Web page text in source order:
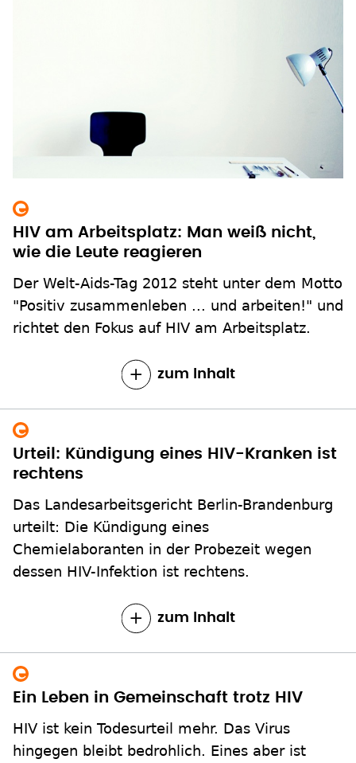
HIV am Arbeitsplatz: Man weiß nicht,
wie die Leute reagieren
Der Welt-Aids-Tag 2012 steht unter dem Motto
"Positiv zusammenleben ... und arbeiten!" und
richtet den Fokus auf HIV am Arbeitsplatz.
zum Inhalt
Urteil: Kündigung eines HIV-Kranken ist
rechtens
Das Landesarbeitsgericht Berlin-Brandenburg
urteilt: Die Kündigung eines
Chemielaboranten in der Probezeit wegen
dessen HIV-Infektion ist rechtens.
zum Inhalt
Ein Leben in Gemeinschaft trotz HIV
HIV ist kein Todesurteil mehr. Das Virus
hingegen bleibt bedrohlich. Eines aber ist